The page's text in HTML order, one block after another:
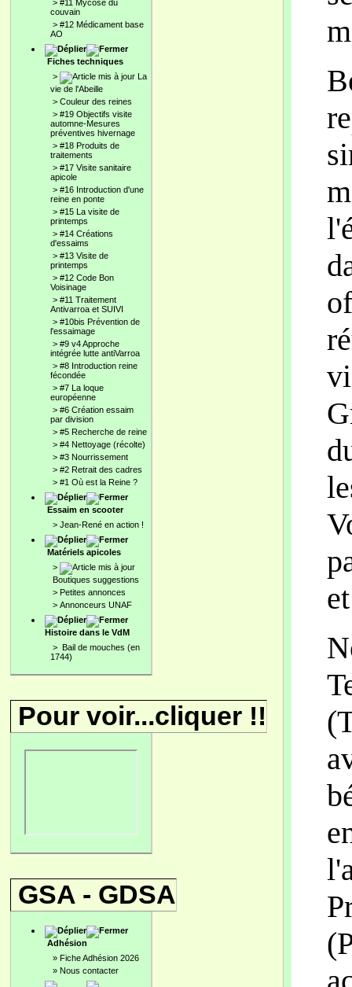
> #11 Mycose du
couvain
> #12 Médicament base
AO
Fiches techniques
>
La
vie de l'Abeille
> Couleur des reines
> #19 Objectifs visite
automne-Mesures
préventives hivernage
> #18 Produits de
traitements
> #17 Visite sanitaire
apicole
> #16 Introduction d'une
reine en ponte
> #15 La visite de
printemps
> #14 Créations
d'essaims
> #13 Visite de
printemps
> #12 Code Bon
Voisinage
> #11 Traitement
Antivarroa et SUIVI
> #10bis Prévention de
l'essaimage
> #9 v4 Approche
intégrée lutte antiVarroa
> #8 Introduction reine
fécondée
> #7 La loque
européenne
> #6 Création essaim
par division
> #5 Recherche de reine
> #4 Nettoyage (récolte)
> #3 Nourrissement
> #2 Retrait des cadres
> #1 Où est la Reine ?
Essaim en scooter
> Jean-René en action !
Matériels apicoles
>
Boutiques suggestions
> Petites annonces
> Annonceurs UNAF
Histoire dans le VdM
> Bail de mouches (en
1744)
Pour voir...cliquer !!
GSA - GDSA
Adhésion
» Fiche Adhésion 2026
» Nous contacter